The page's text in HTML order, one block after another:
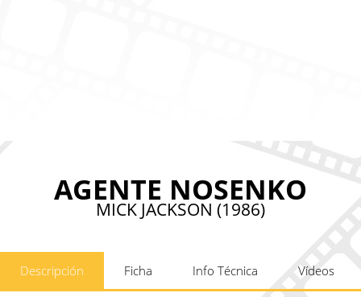
AGENTE NOSENKO
MICK JACKSON (1986)
Descripción Ficha Info Técnica Vídeos